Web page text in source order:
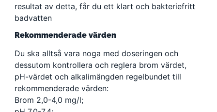
resultat av detta, får du ett klart och bakteriefritt
badvatten
Rekommenderade värden
Du ska alltså vara noga med doseringen och
dessutom kontrollera och reglera brom värdet,
pH-värdet och alkalimängden regelbundet till
rekommenderade värden:
Brom 2,0-4,0 mg/l;